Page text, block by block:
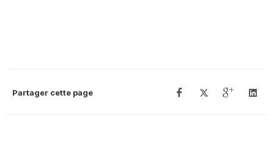
Partager cette page